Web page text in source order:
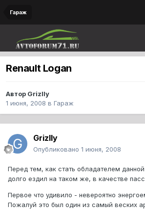
Гараж
Renault Logan
Автор Grizlly
1 июня, 2008 в Гараж
Grizlly
Опубликовано 1 июня, 2008
Перед тем, как стать обладателем
долго ездил на таком же, в качестве
Первое что удивило - невероятно
Пожалуй это был один из самый веских